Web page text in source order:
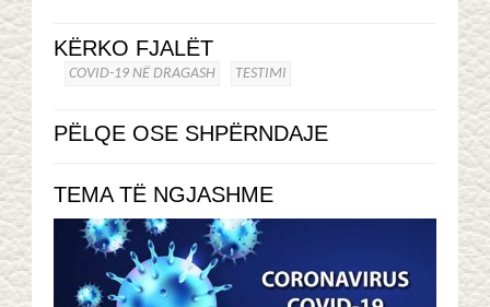
KËRKO FJALËT
COVID-19 NË DRAGASH TESTIMI
PËLQE OSE SHPËRNDAJE
TEMA TË NGJASHME